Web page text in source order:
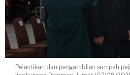
Pelantikan dan pengambilan sumpah